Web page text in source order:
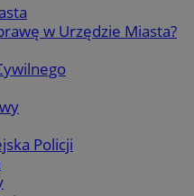
w Urzędzie Miasta?
Policji